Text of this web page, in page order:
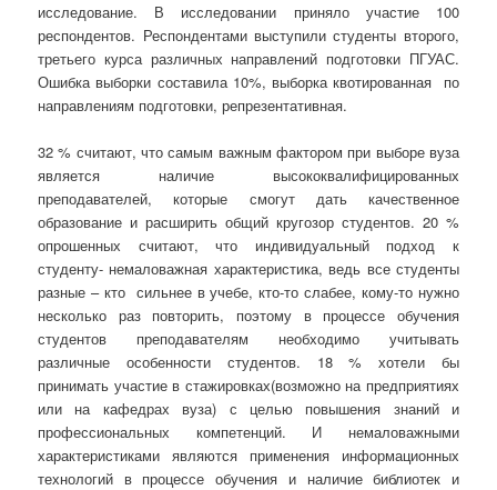
исследование. В исследовании приняло участие 100
респондентов. Респондентами выступили студенты второго,
третьего курса различных направлений подготовки ПГУАС.
Ошибка выборки составила 10%, выборка квотированная по
направлениям подготовки, репрезентативная.
32 % считают, что самым важным фактором при выборе вуза
является наличие высококвалифицированных
преподавателей, которые смогут дать качественное
образование и расширить общий кругозор студентов. 20 %
опрошенных считают, что индивидуальный подход к
студенту- немаловажная характеристика, ведь все студенты
разные – кто сильнее в учебе, кто-то слабее, кому-то нужно
несколько раз повторить, поэтому в процессе обучения
студентов преподавателям необходимо учитывать
различные особенности студентов. 18 % хотели бы
принимать участие в стажировках(возможно на предприятиях
или на кафедрах вуза) с целью повышения знаний и
профессиональных компетенций. И немаловажными
характеристиками являются применения информационных
технологий в процессе обучения и наличие библиотек и